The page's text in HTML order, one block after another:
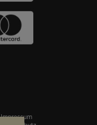
Impressum